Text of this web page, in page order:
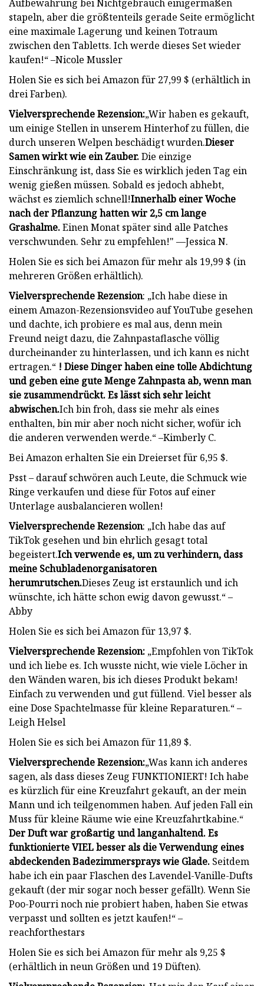
Aufbewahrung bei Nichtgebrauch einigermaßen
stapeln, aber die größtenteils gerade Seite ermöglicht
eine maximale Lagerung und keinen Totraum
zwischen den Tabletts. Ich werde dieses Set wieder
kaufen!“ –Nicole Mussler
Holen Sie es sich bei Amazon für 27,99 $ (erhältlich in
drei Farben).
Vielversprechende Rezension:„Wir haben es gekauft,
um einige Stellen in unserem Hinterhof zu füllen, die
durch unseren Welpen beschädigt wurden.Dieser
Samen wirkt wie ein Zauber.Die einzige
Einschränkung ist, dass Sie es wirklich jeden Tag ein
wenig gießen müssen. Sobald es jedoch abhebt,
wächst es ziemlich schnell!Innerhalb einer Woche
nach der Pflanzung hatten wir 2,5 cm lange
Grashalme.Einen Monat später sind alle Patches
verschwunden. Sehr zu empfehlen!" —Jessica N.
Holen Sie es sich bei Amazon für mehr als 19,99 $ (in
mehreren Größen erhältlich).
Vielversprechende Rezension: „Ich habe diese in
einem Amazon-Rezensionsvideo auf YouTube gesehen
und dachte, ich probiere es mal aus, denn mein
Freund neigt dazu, die Zahnpastaflasche völlig
durcheinander zu hinterlassen, und ich kann es nicht
ertragen.“ ! Diese Dinger haben eine tolle Abdichtung
und geben eine gute Menge Zahnpasta ab, wenn man
sie zusammendrückt. Es lässt sich sehr leicht
abwischen.Ich bin froh, dass sie mehr als eines
enthalten, bin mir aber noch nicht sicher, wofür ich
die anderen verwenden werde.“ –Kimberly C.
Bei Amazon erhalten Sie ein Dreierset für 6,95 $.
Psst – darauf schwören auch Leute, die Schmuck wie
Ringe verkaufen und diese für Fotos auf einer
Unterlage ausbalancieren wollen!
Vielversprechende Rezension: „Ich habe das auf
TikTok gesehen und bin ehrlich gesagt total
begeistert.Ich verwende es, um zu verhindern, dass
meine Schubladenorganisatoren
herumrutschen.Dieses Zeug ist erstaunlich und ich
wünschte, ich hätte schon ewig davon gewusst.“ –
Abby
Holen Sie es sich bei Amazon für 13,97 $.
Vielversprechende Rezension: „Empfohlen von TikTok
und ich liebe es. Ich wusste nicht, wie viele Löcher in
den Wänden waren, bis ich dieses Produkt bekam!
Einfach zu verwenden und gut füllend. Viel besser als
eine Dose Spachtelmasse für kleine Reparaturen.“ –
Leigh Helsel
Holen Sie es sich bei Amazon für 11,89 $.
Vielversprechende Rezension:„Was kann ich anderes
sagen, als dass dieses Zeug FUNKTIONIERT! Ich habe
es kürzlich für eine Kreuzfahrt gekauft, an der mein
Mann und ich teilgenommen haben. Auf jeden Fall ein
Muss für kleine Räume wie eine Kreuzfahrtkabine.“
Der Duft war großartig und langanhaltend. Es
funktionierte VIEL besser als die Verwendung eines
abdeckenden Badezimmersprays wie Glade. Seitdem
habe ich ein paar Flaschen des Lavendel-Vanille-Dufts
gekauft (der mir sogar noch besser gefällt). Wenn Sie
Poo-Pourri noch nie probiert haben, haben Sie etwas
verpasst und sollten es jetzt kaufen!“ –
reachforthestars
Holen Sie es sich bei Amazon für mehr als 9,25 $
(erhältlich in neun Größen und 19 Düften).